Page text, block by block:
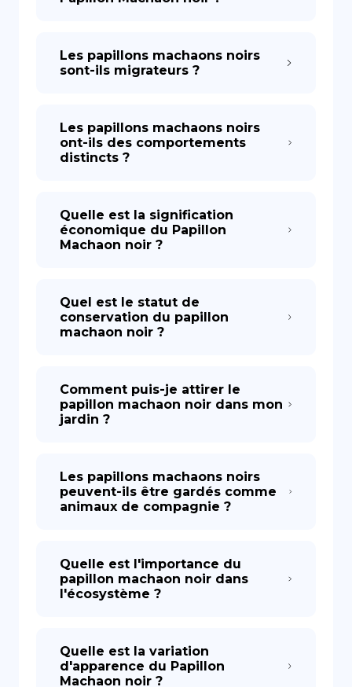
Les papillons machaons noirs
sont-ils migrateurs ?
Les papillons machaons noirs
ont-ils des comportements
distincts ?
Quelle est la signification
économique du Papillon
Machaon noir ?
Quel est le statut de
conservation du papillon
machaon noir ?
Comment puis-je attirer le
papillon machaon noir dans mon
jardin ?
Les papillons machaons noirs
peuvent-ils être gardés comme
animaux de compagnie ?
Quelle est l'importance du
papillon machaon noir dans
l'écosystème ?
Quelle est la variation
d'apparence du Papillon
Machaon noir ?